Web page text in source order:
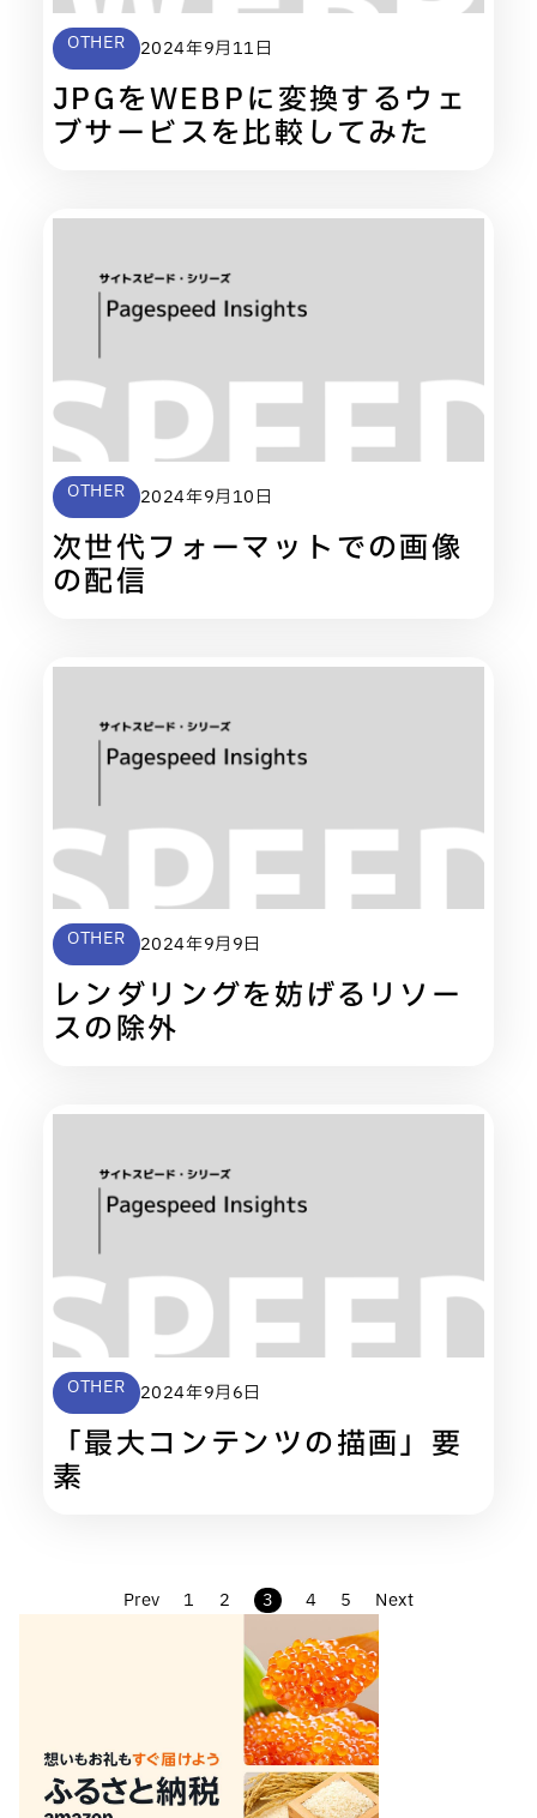
OTHER 2024年9月11日
JPGをWEBPに変換するウェ
ブサービスを比較してみた
OTHER 2024年9月10日
次世代フォーマットでの画像
の配信
OTHER 2024年9月9日
レンダリングを妨げるリソー
スの除外
OTHER 2024年9月6日
「最大コンテンツの描画」要
素
Prev 1 2 3 4 5 Next